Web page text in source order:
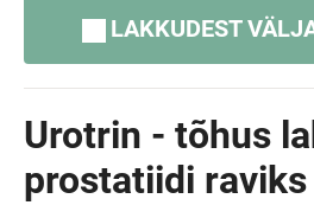
LAKKUDEST
Urotrin - tõhus
prostatiidi raviks